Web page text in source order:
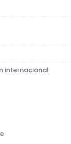
internacional